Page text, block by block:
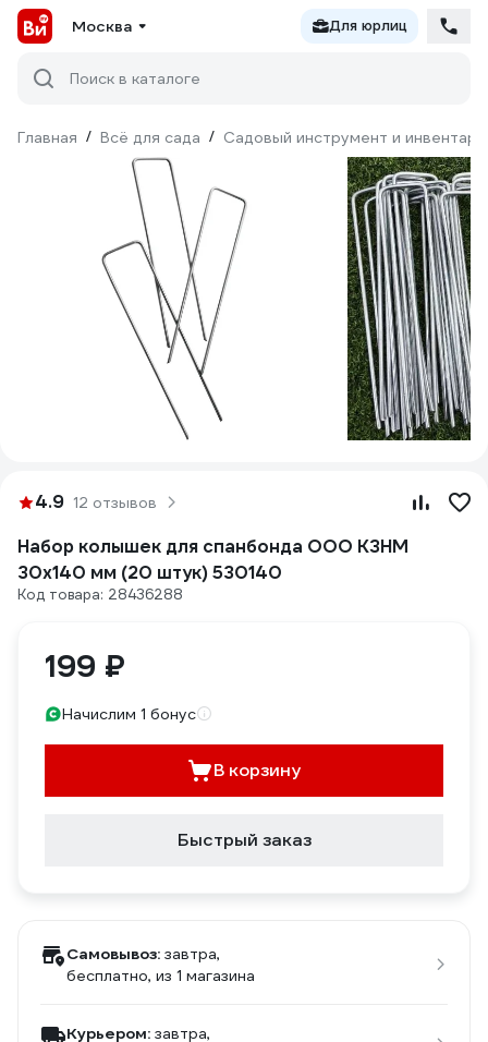
Москва Для юрлиц
Поиск в каталоге
Главная / Всё для сада / Садовый инструмент и инвентарь
4.9 12 отзывов
Набор колышек для спанбонда ООО КЗНМ
30x140 мм (20 штук) 530140
Код товара: 28436288
199 ₽
Начислим 1 бонус
В корзину
Быстрый заказ
Самовывоз: завтра,
бесплатно, из 1 магазина
Курьером: завтра,